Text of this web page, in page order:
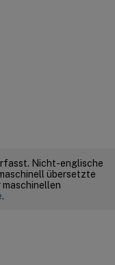
Nicht-englische
übersetzte
.